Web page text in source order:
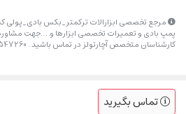
مرجع تخصصی ابزارالات ترکمتر_بکس بادی_پولی
پمپ بادی و تعمیرات تخصصی ابزارها و….جهت مشاوره
کارشناسان متخصص آچارتولز در تماس باشید . 09124547260 – 09127640366
تماس بگیرید